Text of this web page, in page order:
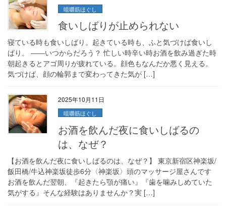
咀嚼筋ほぐし
食いしばりが止められない
寝ている時も食いしばり。起きている時も、ふと気づけば食いし
ばり。 ――いつからだろう？ 忙しい時辛い時お酒を飲み過ぎた時
朝起きるとアゴ周りが疲れている。顔色もなんだか悪く見える。
気づけば、顔の輪郭まで変わってきた気が […]
2025年10月11日
咀嚼筋ほぐし
お酒を飲んだ夜に食いしばるの
は、なぜ？
【お酒を飲んだ夜に食いしばるのは、なぜ？】 東京新宿区神楽坂/
飯田橋/牛込神楽坂徒歩6分〈神楽坂〉頭のマッサージ屋さんです
お酒を飲んだ翌朝、『起きたら顎が痛い』『歯を噛みしめていた
気がする』そんな経験はありませんか？実 […]